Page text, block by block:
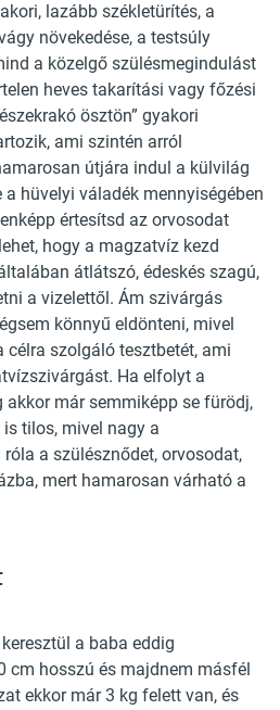
lazább székletürítés, a
növekedése, a testsúly
a közelgő szülésmegindulást
heves takarítási vagy főzési
ösztön” gyakori
ami szintén arról
útjára indul a külvilág
hüvelyi váladék mennyiségében
értesítsd az orvosodat
hogy a magzatvíz kezd
átlátszó, édeskés szagú,
a vizelettől. Ám szivárgás
könnyű eldönteni, mivel
célra szolgáló tesztbetét, ami
Ha elfolyt a
már semmiképp se fürödj,
tilos, mivel nagy a
a szülésznődet, orvosodat,
mert hamarosan várható a
a baba eddig
cm hosszú és majdnem másfél
ekkor már 3 kg felett van, és